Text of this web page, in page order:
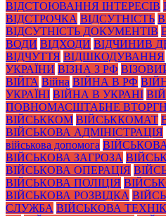
ВІДСТОЮВАННЯ ІНТЕРЕСІВ
ВІДСТРОЧКА ВІДСУТНІСТЬ
ВІДСУТНІСТЬ ДОКУМЕНТІВ
ВОДИ ВІДХОДИ ВІДЧИНИВ
ВІДЧУТТЯ ВІДШКОДУВАННЯ
УКРАЇНИ ВІЗНА З РФ
ВІЙГА Війна ВІЙНА В РФ
УКРАЇНІ ВІЙНА В УКРАНІ
ПОВНОМАСШТАБНЕ
ВІЙСЬККОМ ВІЙСЬККОМАТ
ВІЙСЬКОВА АДМІНІСТРАЦІЯ
військова допомога
ВІЙСЬКОВА ЗАГРОЗА
ВІЙСЬКОВА ОПЕРАЦІЯ
ВІЙСЬКОВА ПОЛІЦІЯ
ВІЙСЬКОВА РОЗВІДКА
СЛУЖБА ВІЙСЬКОВА